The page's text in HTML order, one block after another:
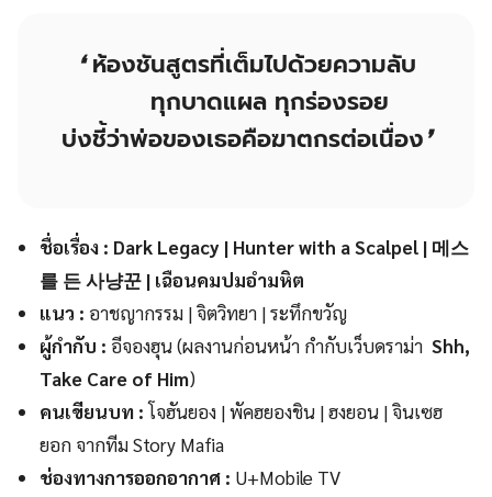
❛ห้องชันสูตรที่เต็มไปด้วยความลับ
ทุกบาดแผล ทุกร่องรอย
บ่งชี้ว่าพ่อของเธอคือฆาตกรต่อเนื่อง❜
ชื่อเรื่อง : Dark Legacy | Hunter with a Scalpel | 메스
를 든 사냥꾼 | เฉือนคมปมอำมหิต
แนว : อาชญากรรม | จิตวิทยา | ระทึกขวัญ
ผู้กำกับ : อีจองฮุน (ผลงานก่อนหน้า กำกับเว็บดราม่า Shh,
Take Care of Him)
คนเขียนบท :โจฮันยอง | พัคฮยองชิน | ฮงยอน | จินเซฮ
ยอก จากทีม Story Mafia
ช่องทางการออกอากาศ : U+Mobile TV